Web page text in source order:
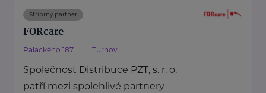
Stříbrný partner
FORcare
Palackého 187 Turnov
Společnost Distribuce PZT, s. r. o.
patří mezi spolehlivé partnery